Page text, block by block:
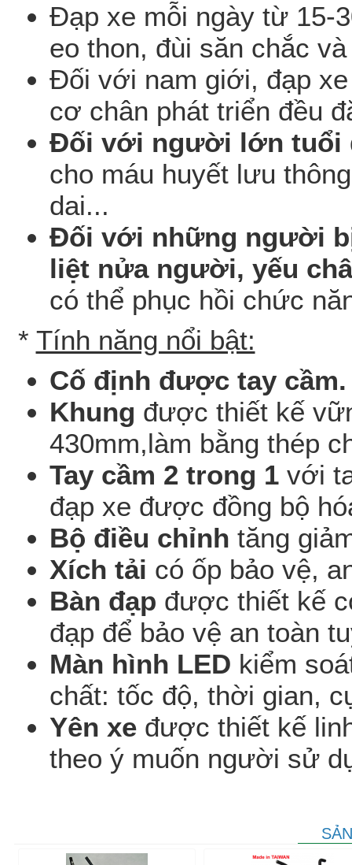
Đạp xe mỗi ngày từ 15-
eo thon, đùi săn chắc
Đối với nam giới, đạp
cơ chân phát triển đều
Đối với người lớn tuổi
cho máu huyết lưu
dai...
Đối với những người
liệt nửa người, yếu
có thể phục hồi chức
* Tính năng nổi bật:
Cố định được tay cầm.
Khung được thiết kế
430mm,làm bằng thép
Tay cầm 2 trong 1với
đạp xe được đồng bộ
Bộ điều chỉnh tăng
Xích tải có ốp bảo vệ,
Bàn đạp được thiết kế
đạp để bảo vệ an toàn
Màn hình LED kiểm
chất: tốc độ, thời gian,
Yên xe được thiết kế
theo ý muốn người sử